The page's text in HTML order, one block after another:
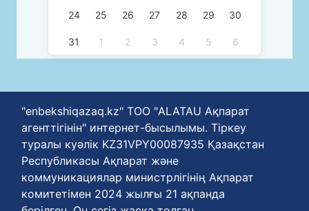
24 25 26 27 28 29 30
31 1 2 3 4 5 6
"enbekshiqazaq.kz" ТОО "ALATAU Ақпарат
агенттігінін" интернет-бысылымы. Тіркеу
туралы куәлік KZ31VPY00087935 Қазақстан
Республикасы Ақпарат және
коммуникациялар министрлігінің Ақпарат
комитетімен 2024 жылғы 21 ақпанда